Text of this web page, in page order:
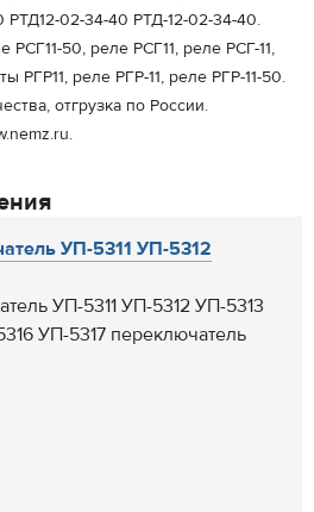
РТД12-02-34-40 РТД-12-02-34-40.
РСГ11-50, реле РСГ11, реле РСГ-11,
РГР11, реле РГР-11, реле РГР-11-50.
отгрузка по России.
УП-5311 УП-5312
УП-5311 УП-5312 УП-5313
УП-5317 переключатель